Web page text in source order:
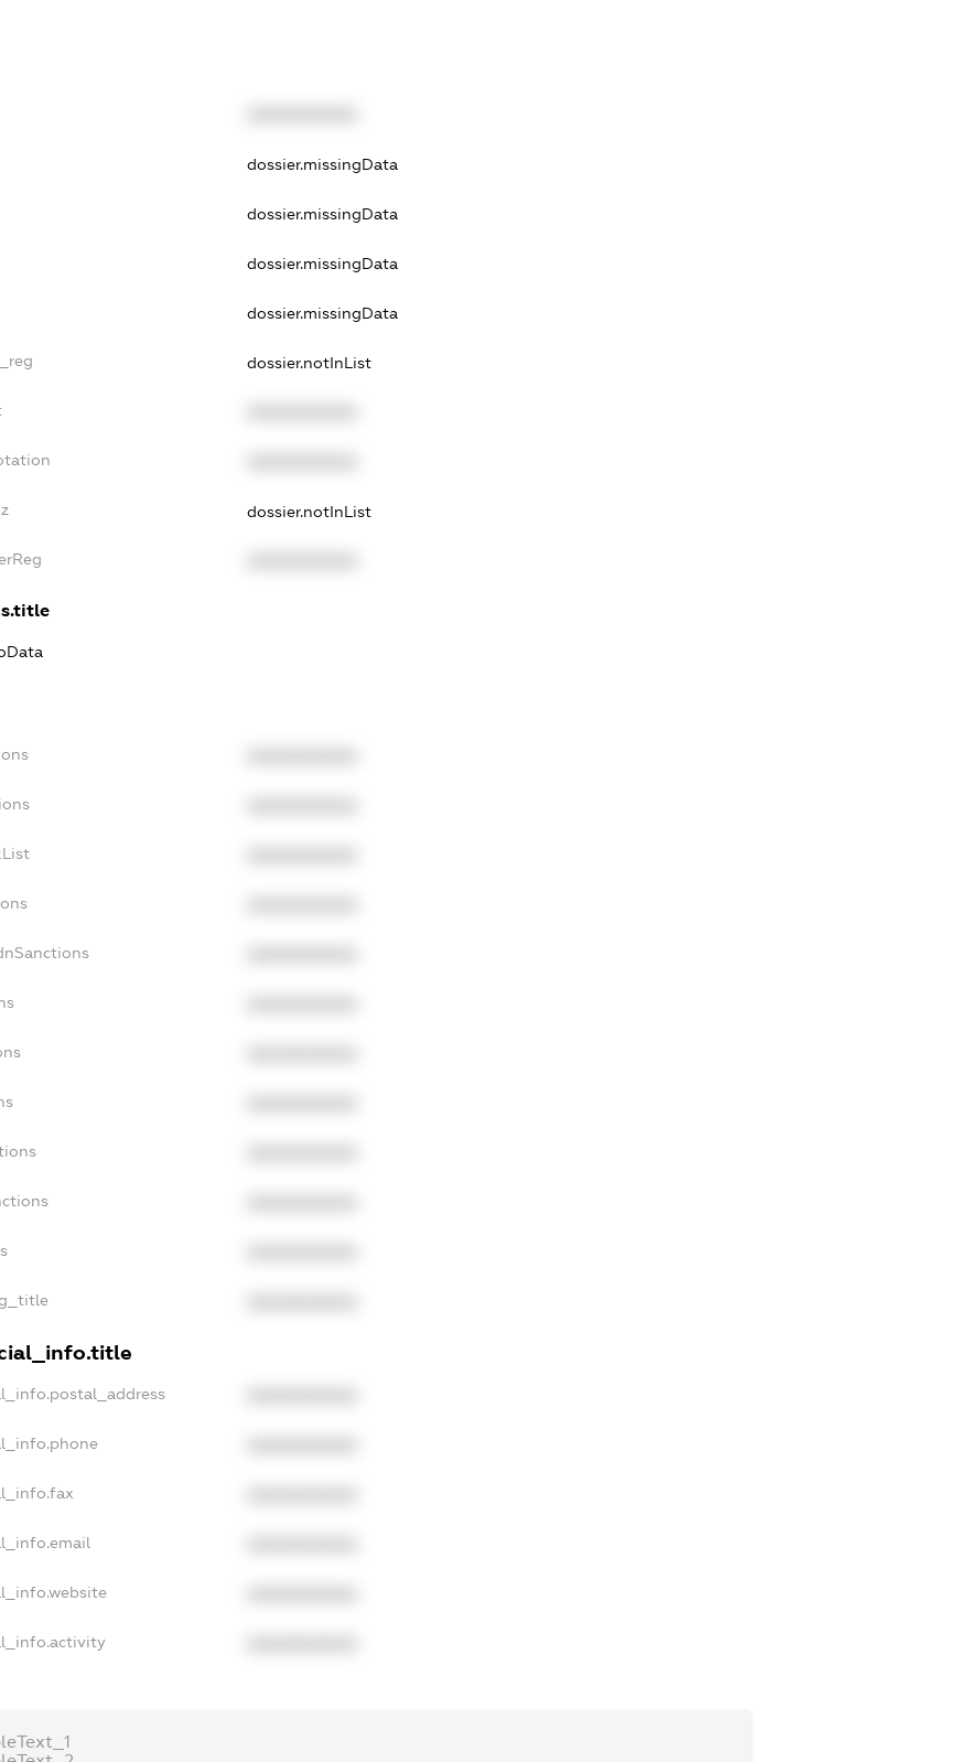
dossier.missingData
dossier.missingData
dossier.missingData
dossier.missingData
dossier.notInList
dossier.notInList